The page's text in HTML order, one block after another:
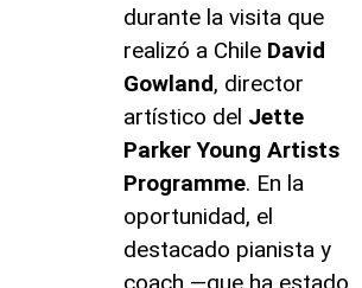
durante la visita que
realizó a Chile David
Gowland, director
artístico del Jette
Parker Young Artists
Programme. En la
oportunidad, el
destacado pianista y